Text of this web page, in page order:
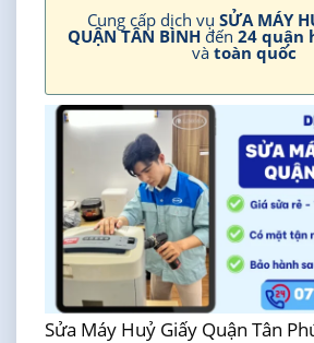
Cung cấp dịch vụ SỬA MÁY
QUẬN TÂN BÌNH đến 24 quận
và toàn quốc
Sửa Máy Huỷ Giấy Quận Tân